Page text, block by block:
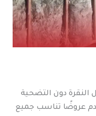
دون التضحية
عروضًا تناسب جميع